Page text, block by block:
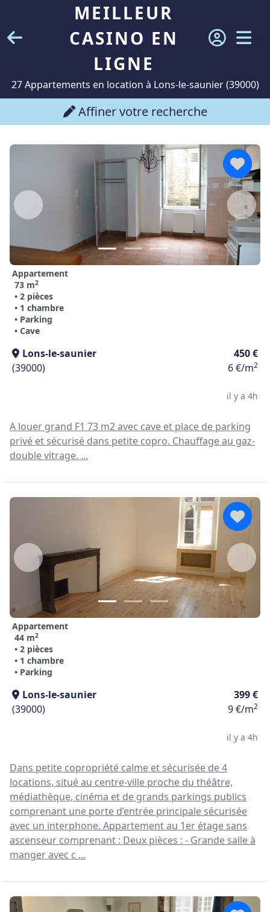
MEILLEUR
CASINO EN
LIGNE
27 Appartements en location à Lons-le-saunier (39000)
Affiner votre recherche
Appartement
73 m2
• 2 pièces
• 1 chambre
• Parking
• Cave
Lons-le-saunier
450 €
(39000)
6 €/m2
il y a 4h
A louer grand F1 73 m2 avec cave et place de parking
privé et sécurisé dans petite copro. Chauffage au gaz-
double vitrage. ...
Appartement
44 m2
• 2 pièces
• 1 chambre
• Parking
Lons-le-saunier
399 €
(39000)
9 €/m2
il y a 4h
Dans petite copropriété calme et sécurisée de 4
locations, situé au centre-ville proche du théâtre,
médiathèque, cinéma et de grands parkings publics
comprenant une porte d’entrée principale sécurisée
avec un interphone. Appartement au 1er étage sans
ascenseur comprenant : Deux pièces : - Grande salle à
manger avec c ...